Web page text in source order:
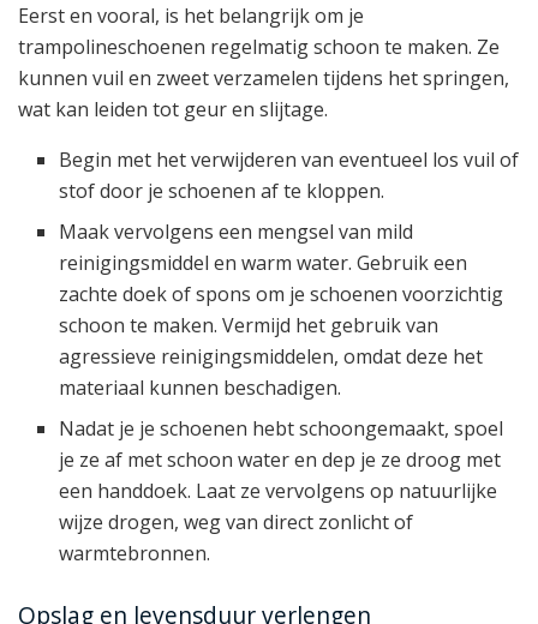
Eerst en vooral, is het belangrijk om je
trampolineschoenen regelmatig schoon te maken. Ze
kunnen vuil en zweet verzamelen tijdens het springen,
wat kan leiden tot geur en slijtage.
Begin met het verwijderen van eventueel los vuil of
stof door je schoenen af te kloppen.
Maak vervolgens een mengsel van mild
reinigingsmiddel en warm water. Gebruik een
zachte doek of spons om je schoenen voorzichtig
schoon te maken. Vermijd het gebruik van
agressieve reinigingsmiddelen, omdat deze het
materiaal kunnen beschadigen.
Nadat je je schoenen hebt schoongemaakt, spoel
je ze af met schoon water en dep je ze droog met
een handdoek. Laat ze vervolgens op natuurlijke
wijze drogen, weg van direct zonlicht of
warmtebronnen.
Opslag en levensduur verlengen